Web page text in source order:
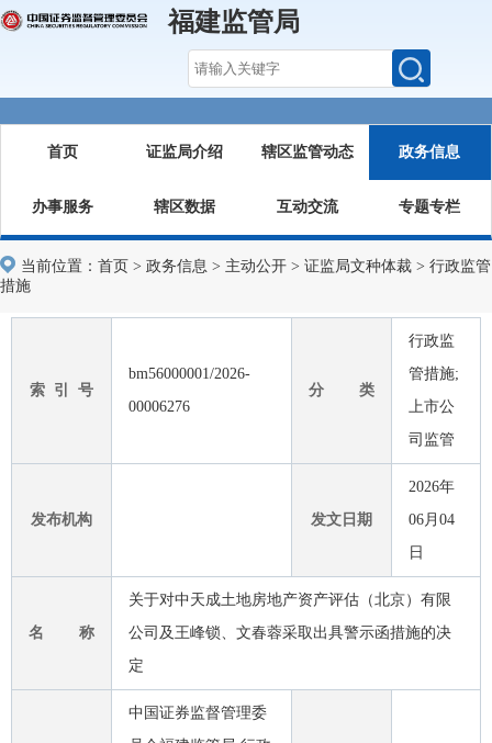
福建监管局
首页 证监局介绍 辖区监管动态 政务信息
办事服务 辖区数据 互动交流 专题专栏
当前位置： 首页 > 政务信息 > 主动公开 > 证监局文种体裁 > 行政监管
措施
索 引 号
bm56000001/2026-
00006276
分 类
行政监
管措施;
上市公
司监管
发布机构 发文日期
2026年
06月04
日
名 称
关于对中天成土地房地产资产评估（北京）有限
公司及王峰锁、文春蓉采取出具警示函措施的决
定
中国证券监督管理委